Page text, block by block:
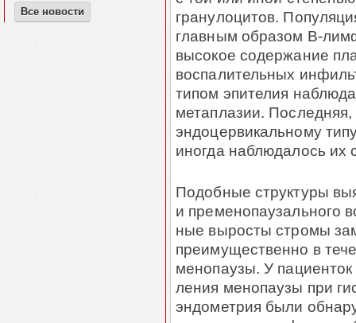
Все новости
гранулоцитов.
главным образом В-
высокое содержание
воспалительных
типом эпителия
метаплазии.
эндоцервикальному
иногда наблюдалось их
Подобные структуры
и пре­мено­па­у­заль­ного
ные выросты стромы
преимущественно в
мено­па­узы. У
ления менопаузы при
эндометрия были